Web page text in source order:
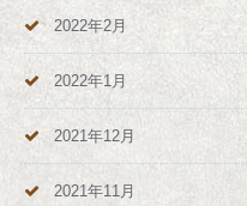
2022年2月
2022年1月
2021年12月
2021年11月